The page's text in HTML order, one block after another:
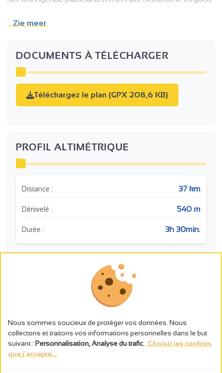
feodale kasteel van Charmes, dat al sinds de 11e eeuw
te genieten van een moment van ontspanning en
verkoeling midden in de natuur.
Zie meer
DOCUMENTS À TÉLÉCHARGER
Téléchargez le plan (GPX 208,6 KB)
PROFIL ALTIMÉTRIQUE
Distance : 37 km
Dénivelé : 540 m
Durée : 3h 30min.
220
260
Histoire: Château féodal de Charmes
Nous sommes soucieux de protéger vos données. Nous
collectons et traitons vos informations personnelles dans le but
suivant : Personnalisation, Analyse du trafic Choisir les cookies
que j'accepte...